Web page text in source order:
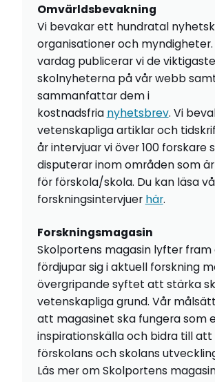
Omvärldsbevakning
Vi bevakar ett hundratal
organisationer och myndigheter.
vardag publicerar vi de viktigaste
skolnyheterna på vår webb
sammanfattar dem i
kostnadsfria nyhetsbrev. Vi
vetenskapliga artiklar och
år intervjuar vi över 100 forskare
disputerar inom områden som
för förskola/skola. Du kan läsa
forskningsintervjuer här.
Forskningsmagasin
Skolportens magasin lyfter fram
fördjupar sig i aktuell forskning
övergripande syftet att stärka
vetenskapliga grund. Vår
att magasinet ska fungera som
inspirationskälla och bidra till
förskolans och skolans
Läs mer om Skolportens